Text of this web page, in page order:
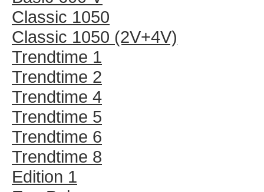
Classic 1050
Classic 1050 (2V+4V)
Trendtime 1
Trendtime 2
Trendtime 4
Trendtime 5
Trendtime 6
Trendtime 8
Edition 1